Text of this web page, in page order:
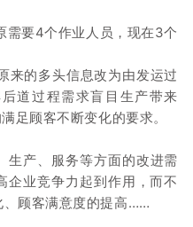
需要4个作业人员，现在3个
来的多头信息改为由发运过
道过程需求盲目生产带来
足顾客不断变化的要求。
生产、服务等方面的改进需
企业竞争力起到作用，而不
、顾客满意度的提高……